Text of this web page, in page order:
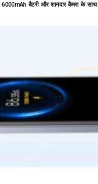
6000mAh बैटरी और शानदार कैमरा के